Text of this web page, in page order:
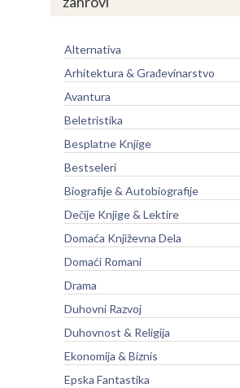
Alternativa
Arhitektura & Građevinarstvo
Avantura
Beletristika
Besplatne Knjige
Bestseleri
Biografije & Autobiografije
Dečije Knjige & Lektire
Domaća Književna Dela
Domaći Romani
Drama
Duhovni Razvoj
Duhovnost & Religija
Ekonomija & Biznis
Epska Fantastika